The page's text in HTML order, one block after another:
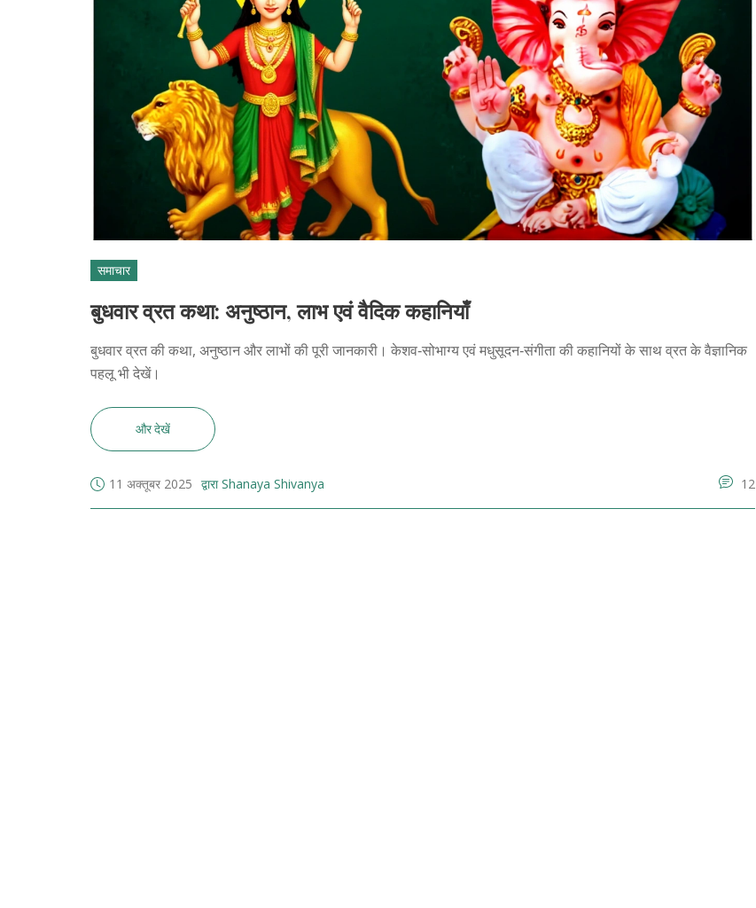
समाचार
बुधवार व्रत कथा: अनुष्ठान, लाभ एवं वैदिक कहानियाँ
बुधवार व्रत की कथा, अनुष्ठान और लाभों की पूरी जानकारी। केशव‑सोभाग्य एवं मधुसूदन‑संगीता की कहानियों के साथ व्रत के वैज्ञानिक
पहलू भी देखें।
और देखें
11 अक्तूबर 2025 द्वारा Shanaya Shivanya 12